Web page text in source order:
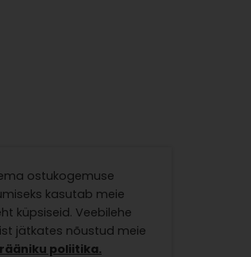
ostukogemuse
kasutab meie
küpsiseid. Veebilehe
jätkates nõustud meie
poliitika.